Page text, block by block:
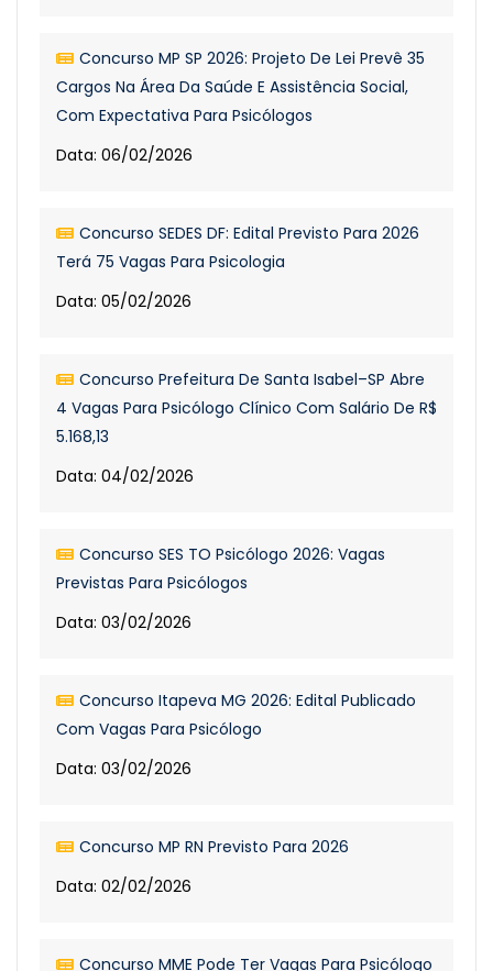
Concurso MP SP 2026: Projeto De Lei Prevê 35
Cargos Na Área Da Saúde E Assistência Social,
Com Expectativa Para Psicólogos
Data: 06/02/2026
Concurso SEDES DF: Edital Previsto Para 2026
Terá 75 Vagas Para Psicologia
Data: 05/02/2026
Concurso Prefeitura De Santa Isabel–SP Abre
4 Vagas Para Psicólogo Clínico Com Salário De R$
5.168,13
Data: 04/02/2026
Concurso SES TO Psicólogo 2026: Vagas
Previstas Para Psicólogos
Data: 03/02/2026
Concurso Itapeva MG 2026: Edital Publicado
Com Vagas Para Psicólogo
Data: 03/02/2026
Concurso MP RN Previsto Para 2026
Data: 02/02/2026
Concurso MME Pode Ter Vagas Para Psicólogo